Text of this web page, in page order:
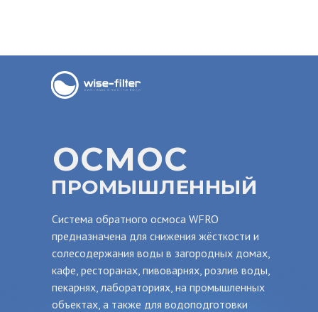
ОСМОС
Система обратного осмоса WFRO
предназначена для снижения жёсткости и
солесодержания воды в загородных домах,
кафе, ресторанах, пивоварнях, розлив воды,
пекарнях, лабораториях, на промышленных
объектах, а также для водоподготовки
ПРОМЫШЛЕННЫЙ